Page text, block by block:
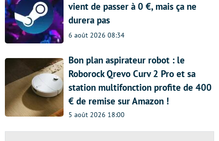
vient de passer à 0 €, mais ça ne
durera pas
6 août 2026 08:34
Bon plan aspirateur robot : le
Roborock Qrevo Curv 2 Pro et sa
station multifonction profite de 400
€ de remise sur Amazon !
5 août 2026 18:00